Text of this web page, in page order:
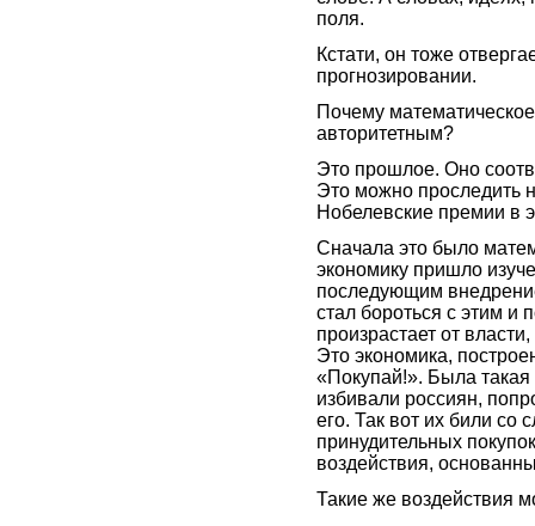
поля.
Кстати, он тоже
прогнозировании.
Почему
авторитетным?
Это прошлое. Оно
Это можно проследить
Нобелевские премии в
Сначала это было
экономику пришло
последующим
стал бороться с этим и
произрастает от
Это экономика,
«Покупай!». Была такая
избивали россиян,
его. Так вот их били со
принудительных
воздействия,
Такие же воздействия